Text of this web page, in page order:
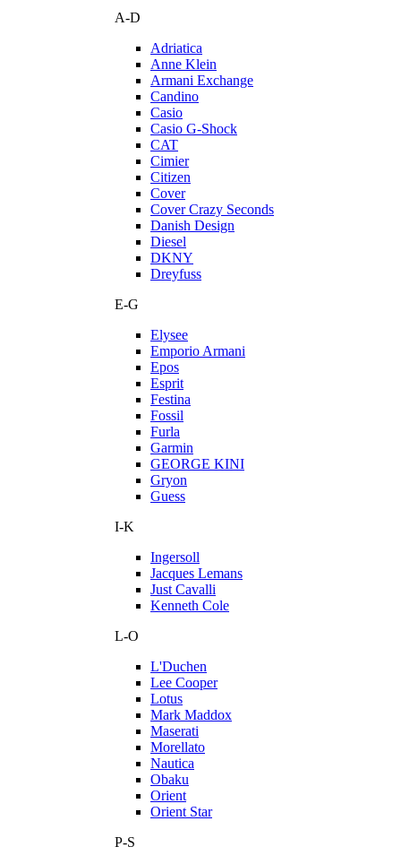
A-D
Adriatica
Anne Klein
Armani Exchange
Candino
Casio
Casio G-Shock
CAT
Cimier
Citizen
Cover
Cover Crazy Seconds
Danish Design
Diesel
DKNY
Dreyfuss
E-G
Elysee
Emporio Armani
Epos
Esprit
Festina
Fossil
Furla
Garmin
GEORGE KINI
Gryon
Guess
I-K
Ingersoll
Jacques Lemans
Just Cavalli
Kenneth Cole
L-O
L'Duchen
Lee Cooper
Lotus
Mark Maddox
Maserati
Morellato
Nautica
Obaku
Orient
Orient Star
P-S